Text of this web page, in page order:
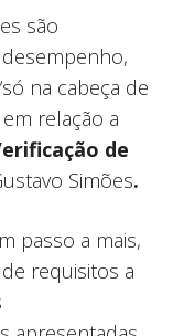
são
na cabeça de
relação a
de
Simões.
passo a mais,
requisitos a